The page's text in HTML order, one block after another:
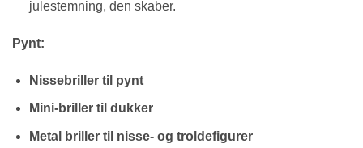
julestemning, den skaber.
Pynt:
Nissebriller til pynt
Mini-briller til dukker
Metal briller til nisse- og troldefigurer